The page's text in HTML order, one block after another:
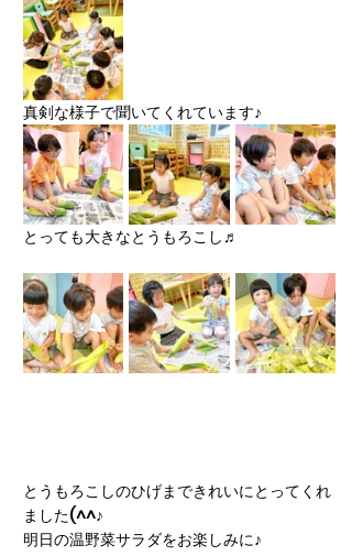
真剣な様子で聞いてくれています♪
とっても大きなとうもろこし♬
とうもろこしのひげまできれいにとってくれ
ました(^^♪
明日の温野菜サラダをお楽しみに♪